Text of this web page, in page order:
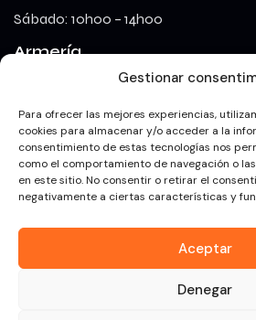
Gestionar
Para ofrecer las mejores experiencias,
cookies para almacenar y/o acceder a la
consentimiento de estas tecnologías nos
como el comportamiento de navegación o
en este sitio. No consentir o retirar el
negativamente a ciertas características y
Aceptar
Denegar
Sábado: 10h00 – 14h00
Armería
lunes a viernes: 09h00 – 18h00
Redes Sociales
Galería Deportiva Izquierdo – Armería